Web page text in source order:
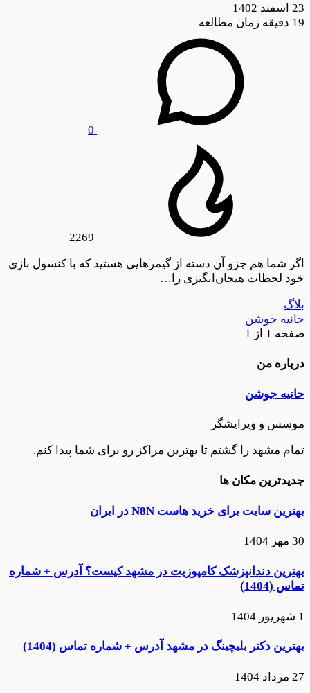
23 اسفند 1402
19 دقیقه زمان مطالعه
0
اگر شما هم جزو آن دسته از گیمرهایی هستید که با کنسول بازی
خود لحظات هیجان‌انگیزی را…
بلاگ
حانیه جوشن
صفحه 1 از 1
درباره من
حانیه جوشن
موسس و ویرایشگر
تمام مشهد را گشتم تا بهترین مراکز رو برای شما پیدا کنم.
جدیدترین مکان ها
بهترین سایت برای خرید هاست N8N در ایران
30 مهر 1404
بهترین دندانپزشک کامپوزیت در مشهد کیست؟ آدرس + شماره
تماس (1404)
1 شهریور 1404
بهترین دکتر بلیچینگ در مشهد آدرس + شماره تماس (1404)
27 مرداد 1404